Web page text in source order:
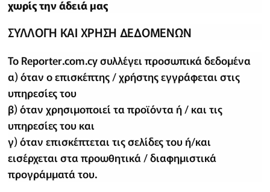
χωρίς την άδειά μας
ΣΥΛΛΟΓΗ ΚΑΙ ΧΡΗΣΗ ΔΕΔΟΜΕΝΩΝ
Το Reporter.com.cy συλλέγει προσωπικά δεδομένα
α) όταν ο επισκέπτης / χρήστης εγγράφεται στις
υπηρεσίες του
β) όταν χρησιμοποιεί τα προϊόντα ή / και τις
υπηρεσίες του και
γ) όταν επισκέπτεται τις σελίδες του ή/και
εισέρχεται στα προωθητικά / διαφημιστικά
προγράμματά του.